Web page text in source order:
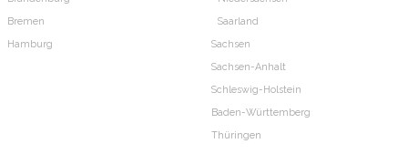
Bremen
Hamburg
Saarland
Sachsen
Sachsen-Anhalt
Schleswig-Holstein
Baden-Württemberg
Thüringen